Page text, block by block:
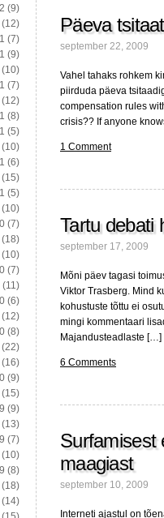
Päeva tsitaat
september 22, 2009
Vahel tahaks rohkem
piirduda päeva
compensation rules
crisis?? If anyone
1 Comment
Tartu debati
september 17, 2009
Mõni päev tagasi
Viktor Trasberg. Mind
kohustuste tõttu ei
mingi kommentaari
Majandusteadlaste […]
6 Comments
Surfamisest
maagiast
september 10, 2009
Interneti ajastul on
(9)
(12)
(7)
(9)
(10)
(7)
(12)
(8)
(5)
(10)
(6)
(15)
(5)
(10)
(7)
(18)
(10)
(7)
(11)
(6)
(12)
(8)
(22)
(16)
(9)
(15)
(9)
(13)
(7)
(10)
(8)
(18)
(14)